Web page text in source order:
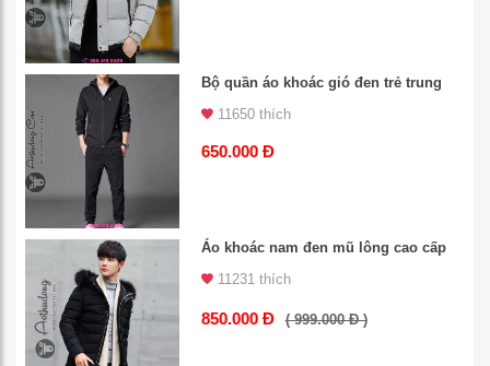
Bộ quần áo khoác gió đen trẻ trung
11650 thích
650.000 Đ
Áo khoác nam đen mũ lông cao cấp
11231 thích
850.000 Đ ( 999.000 Đ )